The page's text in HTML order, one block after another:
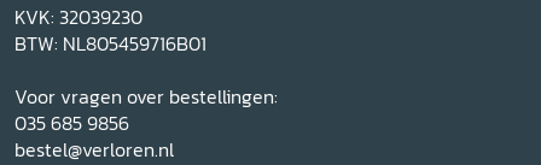
KVK: 32039230
BTW: NL805459716B01
Voor vragen over bestellingen:
035 685 9856
bestel@verloren.nl